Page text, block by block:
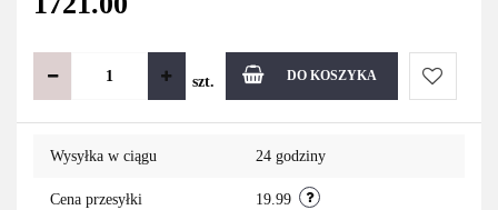
szt. DO KOSZYKA
Do
Wysyłka w ciągu 24 godziny
Cena przesyłki 19.99